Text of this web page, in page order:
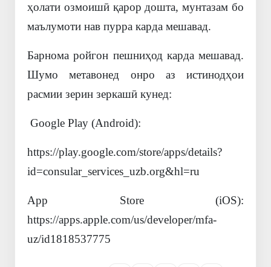
ҳолати озмоишӣ қарор дошта, мунтазам бо
маълумоти нав пурра карда мешавад.
Барнома ройгон пешниҳод карда мешавад.
Шумо метавонед онро аз истинодҳои
расмии зерин зеркашӣ кунед:
Google Play (Android):
https://play.google.com/store/apps/details?
id=consular_services_uzb.org&hl=ru
App Store (iOS):
https://apps.apple.com/us/developer/mfa-
uz/id1818537775